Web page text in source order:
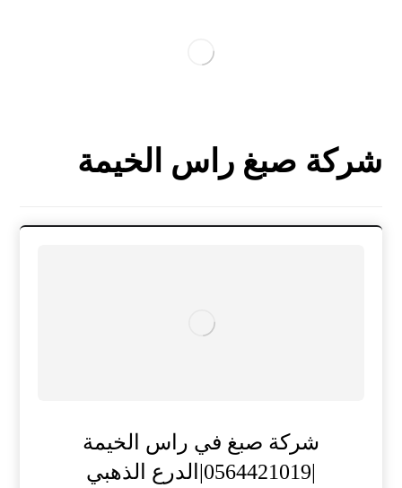
شركة صبغ راس الخيمة
شركة صبغ في راس الخيمة
|0564421019|الدرع الذهبي